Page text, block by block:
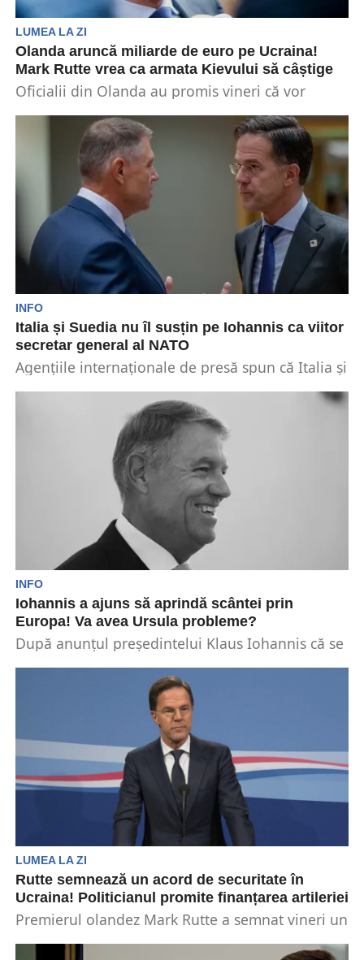
LUMEA LA ZI
Olanda aruncă miliarde de euro pe Ucraina!
Mark Rutte vrea ca armata Kievului să câștige
Oficialii din Olanda au promis vineri că vor
INFO
Italia și Suedia nu îl susțin pe Iohannis ca viitor
secretar general al NATO
Agențiile internaționale de presă spun că Italia și
INFO
Iohannis a ajuns să aprindă scântei prin
Europa! Va avea Ursula probleme?
După anunțul președintelui Klaus Iohannis că se
LUMEA LA ZI
Rutte semnează un acord de securitate în
Ucraina! Politicianul promite finanțarea artileriei
Premierul olandez Mark Rutte a semnat vineri un